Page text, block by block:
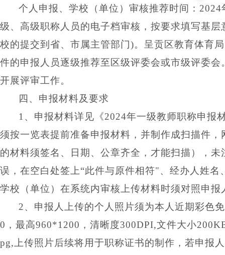
个人申报、学校（单位） 审核推荐时间： 2024
级、高级职称人员的电子档审核，按要求填写基层
校的提交到省、市属主管部门)。呈贡区教育体育
件的申报人员逐级推荐至区级评委会或市级评委会
开展评审工作。
四、申报材料及要求
1、 申报材料详见《2024年一级教师职称申报
须按一览表提前准备申报材料，并制作成扫描件
的材料须签名、日期、公章齐全，才能扫描），
误，在空白处签上“此件与原件相符"、经办人姓名
学校（单位）在系统内审核上传材料时须对照申
2、申报人上传的个人照片须为本人近期彩色
0，最高960*1200，清晰度300DPI,文件大小
pg,上传照片后续将用于职称证书的制作，若申报